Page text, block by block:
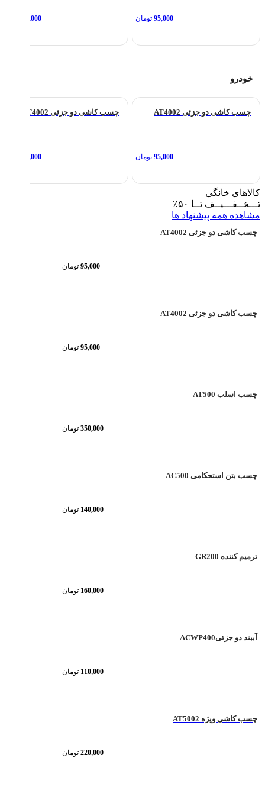
95,000 تومان 95,000
خودرو
چسب کاشی دو جزئی AT4002
95,000 تومان
چسب کاشی دو جزئی AT4002
95,000
کالاهای خانگی
تـــخــفـــیــف تــا ۵۰٪
مشاهده همه پیشنهاد ها
چسب کاشی دو جزئی AT4002
95,000 تومان
چسب کاشی دو جزئی AT4002
95,000 تومان
چسب اسلب AT500
350,000 تومان
چسب بتن استحکامی AC500
140,000 تومان
ترمیم کننده GR200
160,000 تومان
آببند دو جزئیACWP400
110,000 تومان
چسب کاشی ویژه AT5002
220,000 تومان